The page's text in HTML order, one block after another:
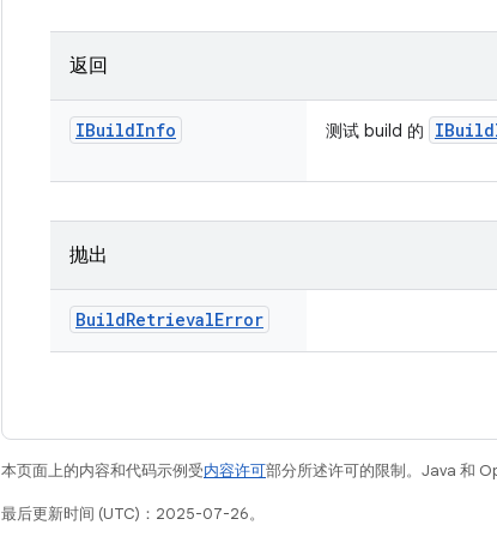
返回
IBuildInfo 测试 build 的 IBuild
抛出
BuildRetrievalError
本页面上的内容和代码示例受内容许可部分所述许可的限制。Java 和
最后更新时间 (UTC)：2025-07-26。